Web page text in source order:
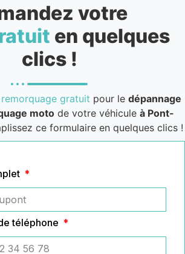
votre
en quelques
clics !
gratuit pour le dépannage
motode votre véhicule à Pont-
ce formulaire en quelques clics !
téléphone